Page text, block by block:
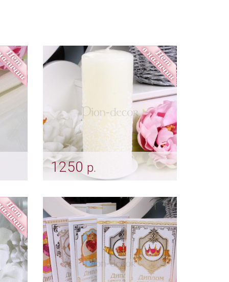
1250 р.
«Кружево» айвори
Арт: svch_0200